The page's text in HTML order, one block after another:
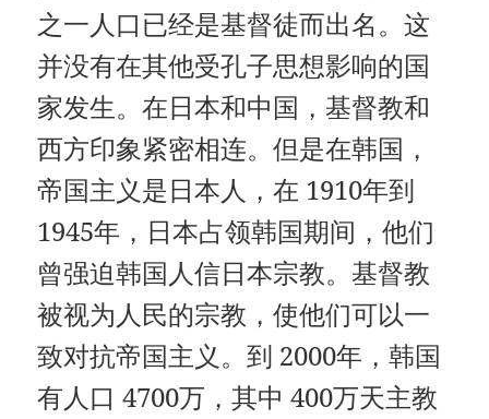
之一人口已经是基督徒而出名。这
并没有在其他受孔子思想影响的国
家发生。在日本和中国，基督教和
西方印象紧密相连。但是在韩国，
帝国主义是日本人，在 1910年到
1945年，日本占领韩国期间，他们
曾强迫韩国人信日本宗教。基督教
被视为人民的宗教，使他们可以一
致对抗帝国主义。到 2000年，韩国
有人口 4700万，其中 400万天主教